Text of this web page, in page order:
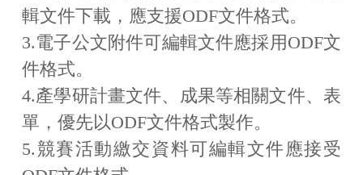
輯文件下載，應支援ODF文件格式。
3.電子公文附件可編輯文件應採用ODF文
件格式。
4.產學研計畫文件、成果等相關文件、表
單，優先以ODF文件格式製作。
5.競賽活動繳交資料可編輯文件應接受